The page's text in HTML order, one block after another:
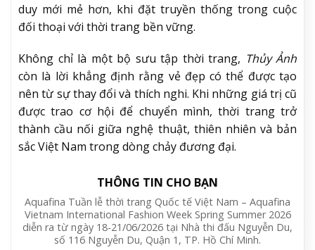
duy mới mẻ hơn, khi đặt truyền thống trong cuộc
đối thoại với thời trang bền vững.
Không chỉ là một bộ sưu tập thời trang, Thủy Ảnh
còn là lời khẳng định rằng vẻ đẹp có thể được tạo
nên từ sự thay đổi và thích nghi. Khi những giá trị cũ
được trao cơ hội để chuyển mình, thời trang trở
thành cầu nối giữa nghệ thuật, thiên nhiên và bản
sắc Việt Nam trong dòng chảy đương đại.
THÔNG TIN CHO BẠN
Aquafina Tuần lễ thời trang Quốc tế Việt Nam – Aquafina
Vietnam International Fashion Week Spring Summer 2026
diễn ra từ ngày 18-21/06/2026 tại Nhà thi đấu Nguyễn Du,
số 116 Nguyễn Du, Quận 1, TP. Hồ Chí Minh.